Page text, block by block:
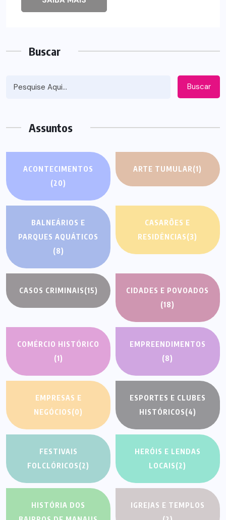
Buscar
Buscar
Assuntos
ACONTECIMENTOS
(20)
ARTE TUMULAR(1)
BALNEÁRIOS E
PARQUES AQUÁTICOS
(8)
CASARÕES E
RESIDÊNCIAS(3)
CASOS CRIMINAIS(15)
CIDADES E POVOADOS
(18)
COMÉRCIO HISTÓRICO
(1)
EMPREENDIMENTOS
(8)
EMPRESAS E
NEGÓCIOS(0)
ESPORTES E CLUBES
HISTÓRICOS(4)
FESTIVAIS
FOLCLÓRICOS(2)
HERÓIS E LENDAS
LOCAIS(2)
HISTÓRIA DOS
IGREJAS E TEMPLOS